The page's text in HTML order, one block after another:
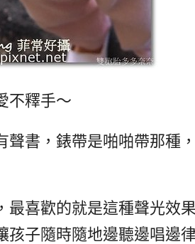
不釋手～
聲書，錶帶是啪啪帶那種
最喜歡的就是這種聲光效
子隨時隨地邊聽邊唱邊